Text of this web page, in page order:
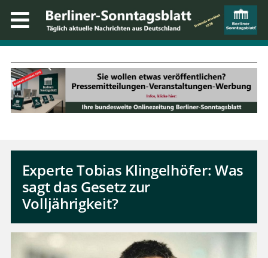
Experte Tobias Klingelhöfer: Was
sagt das Gesetz zur
Volljährigkeit?